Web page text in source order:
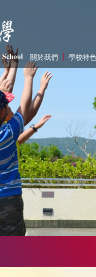
關於我們 學校特